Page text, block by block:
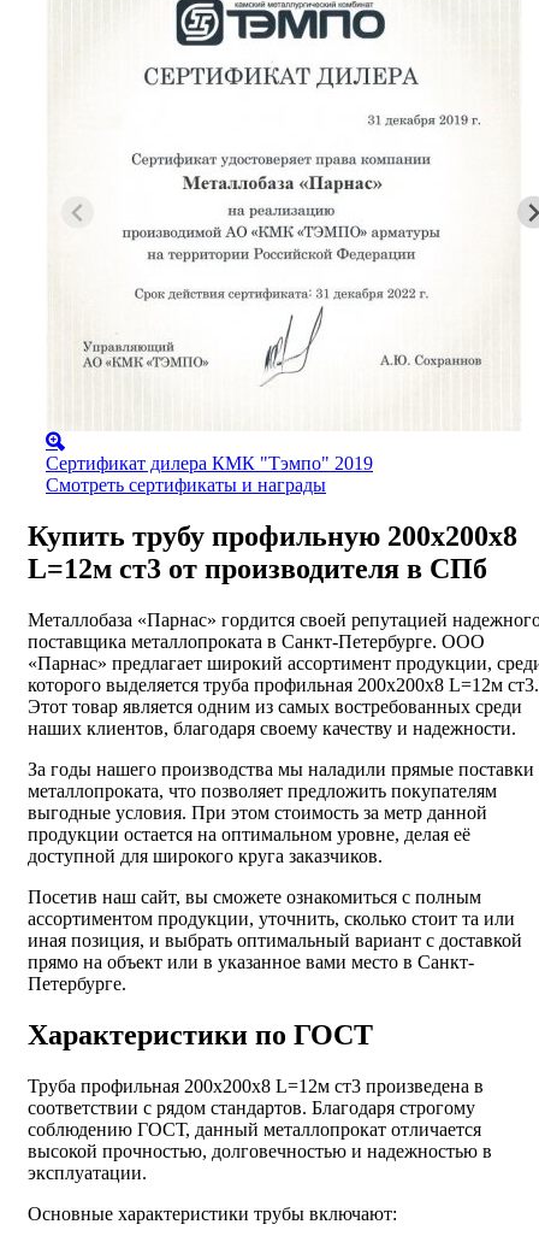
Сертификат дилера КМК "Тэмпо" 2019
Смотреть сертификаты и награды
Купить трубу профильную 200х200х8
L=12м ст3 от производителя в СПб
Металлобаза «Парнас» гордится своей репутацией
поставщика металлопроката в Санкт-Петербурге. ООО
«Парнас» предлагает широкий ассортимент продукции,
которого выделяется труба профильная 200х200х8 L=12м ст3.
Этот товар является одним из самых востребованных среди
наших клиентов, благодаря своему качеству и надежности.
За годы нашего производства мы наладили прямые поставки
металлопроката, что позволяет предложить покупателям
выгодные условия. При этом стоимость за метр данной
продукции остается на оптимальном уровне, делая её
доступной для широкого круга заказчиков.
Посетив наш сайт, вы сможете ознакомиться с полным
ассортиментом продукции, уточнить, сколько стоит та или
иная позиция, и выбрать оптимальный вариант с доставкой
прямо на объект или в указанное вами место в Санкт-
Петербурге.
Характеристики по ГОСТ
Труба профильная 200х200х8 L=12м ст3 произведена в
соответствии с рядом стандартов. Благодаря строгому
соблюдению ГОСТ, данный металлопрокат отличается
высокой прочностью, долговечностью и надежностью в
эксплуатации.
Основные характеристики трубы включают: